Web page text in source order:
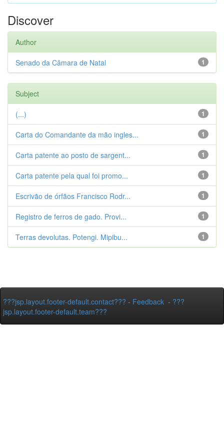
Discover
Author
1
Senado da Câmara de Natal
Subject
1
(...)
1
Carta do Comandante da mão ingles...
1
Carta patente ao posto de sargent...
1
Carta patente pela qual foi promo...
1
Escrivão de órfãos Francisco Rodr...
1
Registro de ferros de gado. Provi...
1
Terras devolutas. Potengi. Mipibu...
???jsp.layout.footer-default.contact??? - Feedback - ???
jsp.layout.footer-default.team???